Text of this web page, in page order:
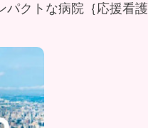
パクトな病院｛応援看